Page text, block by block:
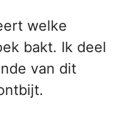
welke
bakt. Ik deel
van dit